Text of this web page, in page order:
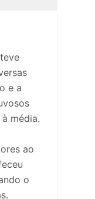
e a
média.
ao
o